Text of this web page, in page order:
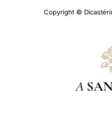
Copyright ©
A